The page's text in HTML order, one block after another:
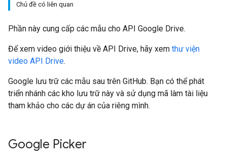
Chủ đề có liên quan
Phần này cung cấp các mẫu cho API Google Drive.
Để xem video giới thiệu về API Drive, hãy xem thư viện
video API Drive.
Google lưu trữ các mẫu sau trên GitHub. Bạn có thể phát
triển nhánh các kho lưu trữ này và sử dụng mã làm tài liệu
tham khảo cho các dự án của riêng mình.
Google Picker